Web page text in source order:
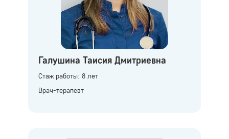
Галушина Таисия Дмитриевна
Стаж работы: 8 лет
Врач-терапевт